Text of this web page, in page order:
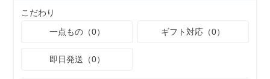
こだわり
一点もの（0）
ギフト対応（0）
即日発送（0）